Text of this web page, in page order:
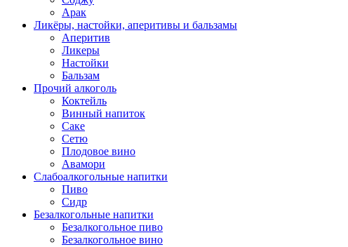
Арак
Ликёры, настойки, аперитивы и бальзамы
Аперитив
Ликеры
Настойки
Бальзам
Прочий алкоголь
Коктейль
Винный напиток
Саке
Сетю
Плодовое вино
Авамори
Слабоалкогольные напитки
Пиво
Сидр
Безалкогольные напитки
Безалкогольное пиво
Безалкогольное вино